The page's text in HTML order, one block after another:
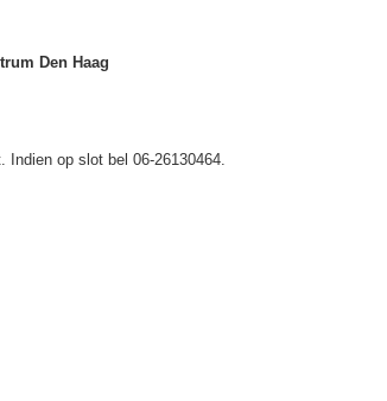
Den Haag
Indien op slot bel 06-26130464.